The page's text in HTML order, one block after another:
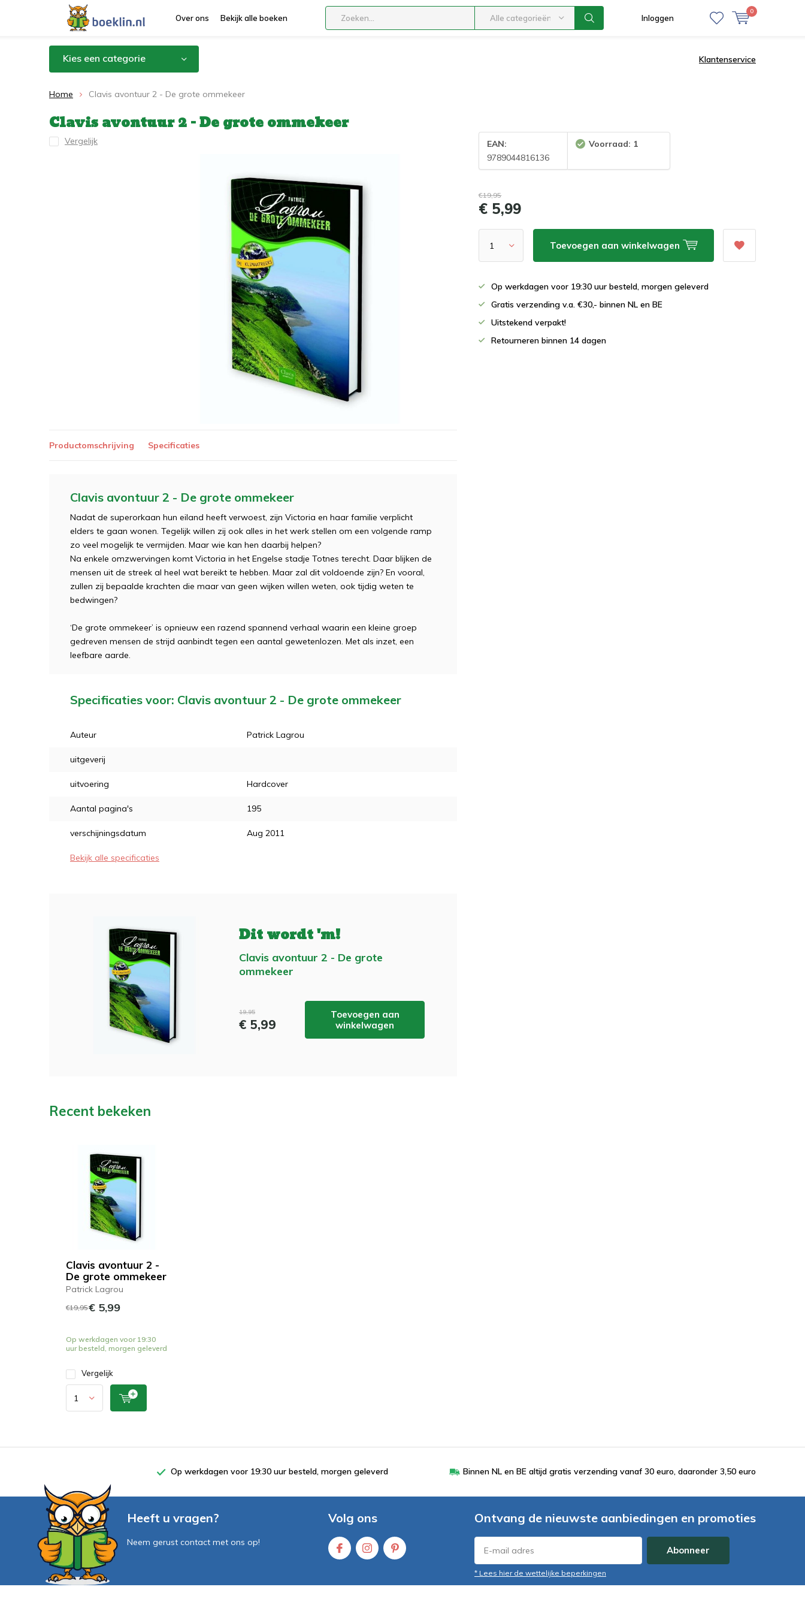
Over ons Bekijk alle boeken Alle categorieën Inloggen
0
Kies een categorie Klantenservice
Home Clavis avontuur 2 - De grote ommekeer
Clavis avontuur 2 - De grote ommekeer
Vergelijk
EAN:
9789044816136
Voorraad: 1
€19,95
€ 5,99
Toevoegen aan winkelwagen
Op werkdagen voor 19:30 uur besteld, morgen geleverd
Gratis verzending v.a. €30,- binnen NL en BE
Uitstekend verpakt!
Retourneren binnen 14 dagen
Productomschrijving Specificaties
Clavis avontuur 2 - De grote ommekeer
Nadat de superorkaan hun eiland heeft verwoest, zijn Victoria en haar familie verplicht
elders te gaan wonen. Tegelijk willen zij ook alles in het werk stellen om een volgende ramp
zo veel mogelijk te vermijden. Maar wie kan hen daarbij helpen?
Na enkele omzwervingen komt Victoria in het Engelse stadje Totnes terecht. Daar blijken de
mensen uit de streek al heel wat bereikt te hebben. Maar zal dit voldoende zijn? En vooral,
zullen zij bepaalde krachten die maar van geen wijken willen weten, ook tijdig weten te
bedwingen?
‘De grote ommekeer’ is opnieuw een razend spannend verhaal waarin een kleine groep
gedreven mensen de strijd aanbindt tegen een aantal gewetenlozen. Met als inzet, een
leefbare aarde.
Specificaties voor: Clavis avontuur 2 - De grote ommekeer
Auteur Patrick Lagrou
uitgeverij
uitvoering Hardcover
Aantal pagina's 195
verschijningsdatum Aug 2011
Bekijk alle specificaties
Dit wordt 'm!
Clavis avontuur 2 - De grote
ommekeer
19,95
€ 5,99
Toevoegen aan
winkelwagen
Recent bekeken
Clavis avontuur 2 -
De grote ommekeer
Patrick Lagrou
€19,95€ 5,99
Op werkdagen voor 19:30
uur besteld, morgen geleverd
Vergelijk
Op werkdagen voor 19:30 uur besteld, morgen geleverd Binnen NL en BE altijd gratis verzending vanaf 30 euro, daaronder 3,50 euro
Heeft u vragen?
Neem gerust contact met ons op!
Volg ons Ontvang de nieuwste aanbiedingen en promoties
Abonneer
* Lees hier de wettelijke beperkingen